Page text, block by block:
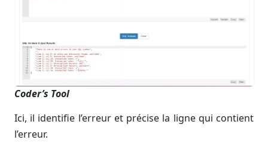
Coder’s Tool
Ici, il identifie l’erreur et précise la ligne qui contient
l’erreur.